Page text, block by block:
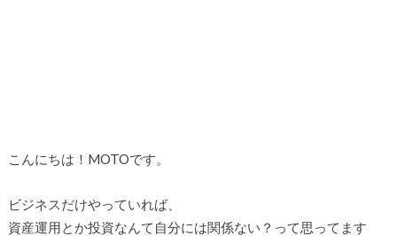
こんにちは！MOTOです。
ビジネスだけやっていれば、
資産運用とか投資なんて自分には関係ない？って思ってます